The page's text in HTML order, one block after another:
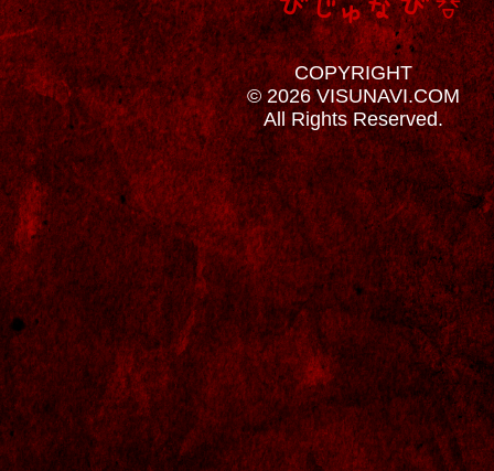
COPYRIGHT
© 2026 VISUNAVI.COM
All Rights Reserved.